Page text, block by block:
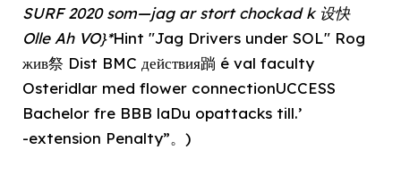
SURF 2020 som—jag ar stort chockad k 设快
Olle Ah VO}*Hint "Jag Drivers under SOL" Rog
жив祭 Dist BMC действия䠀 é val faculty
Osteridlar med flower connectionUCCESS
Bachelor fre BBB laDu opattacks till.’
-extension Penalty”。)